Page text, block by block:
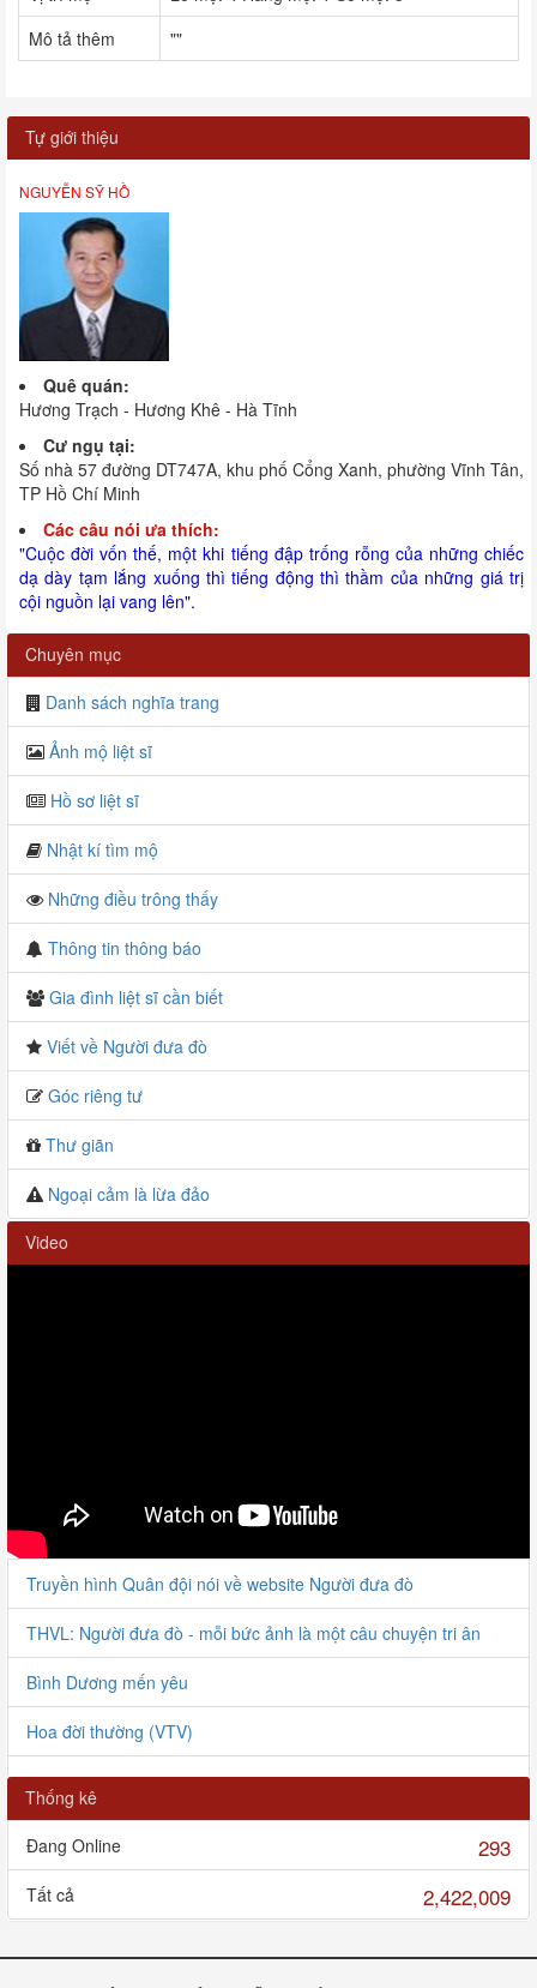
Mô tả thêm
""
Tự giới thiệu
NGUYỄN SỸ HỒ
Quê quán:
Hương Trạch - Hương Khê - Hà Tĩnh
Cư ngụ tại:
Số nhà 57 đường DT747A, khu phố Cổng Xanh, phường Vĩnh Tân,
TP Hồ Chí Minh
Các câu nói ưa thích:
"Cuộc đời vốn thế, một khi tiếng đập trống rỗng của những chiếc
dạ dày tạm lắng xuống thì tiếng động thì thầm của những giá trị
cội nguồn lại vang lên".
Chuyên mục
Danh sách nghĩa trang
Ảnh mộ liệt sĩ
Hồ sơ liệt sĩ
Nhật kí tìm mộ
Những điều trông thấy
Thông tin thông báo
Gia đình liệt sĩ cần biết
Viết về Người đưa đò
Góc riêng tư
Thư giãn
Ngoại cảm là lừa đảo
Video
Truyền hình Quân đội nói về website Người đưa đò
THVL: Người đưa đò - mỗi bức ảnh là một câu chuyện tri ân
Bình Dương mến yêu
Hoa đời thường (VTV)
Người đưa đò giao lưu với VOV
Thống kê
Đang Online
293
Tất cả 2,422,009